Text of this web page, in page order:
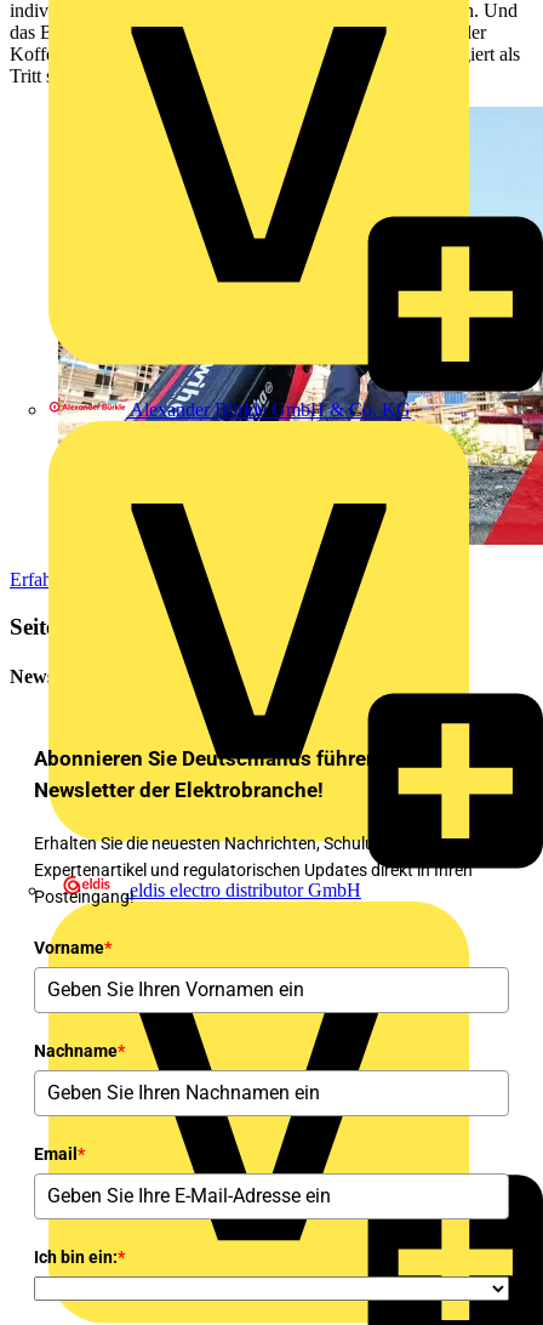
Alexander Bürkle GmbH & Co. KG
eldis electro distributor GmbH
individuellen Bedürfnisse und Anforderungen auf Baustellen. Und
das Beste: Mit samt seines umfangreichen Inhalts lässt sich der
Koffer-Trolley leichtgängig über jede Hürde rollen und fungiert als
Tritt sowie mobile Werkbank.
Erfahre mehr
Seitenleiste
Newsletter
Abonnieren Sie Deutschlands führenden
Newsletter der Elektrobranche!
Erhalten Sie die neuesten Nachrichten, Schulungen,
Expertenartikel und regulatorischen Updates direkt in Ihren
Posteingang!
Vorname*
Nachname*
Email *
Ich bin ein:*